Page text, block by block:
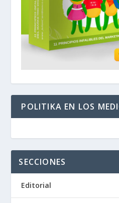
POLITIKA EN LOS
SECCIONES
Editorial